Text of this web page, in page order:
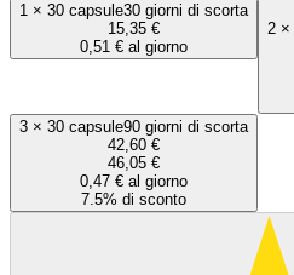
1 × 30 capsule30 giorni di scorta
15,35 €
0,51 € al giorno
2 ×
3 × 30 capsule90 giorni di scorta
42,60 €
46,05 €
0,47 € al giorno
7.5% di sconto